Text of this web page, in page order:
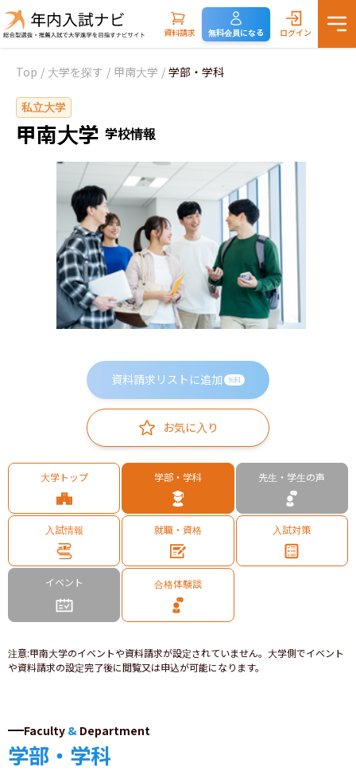
資料請求 無料会員になる ログイン
Top / 大学を探す / 甲南大学 / 学部・学科
私立大学
甲南大学 学校情報
資料請求リストに追加 無料
お気に入り
大学トップ 学部・学科 先生・学生の声
入試情報 就職・資格 入試対策
イベント 合格体験談
注意:甲南大学のイベントや資料請求が設定されていません。大学側でイベント
や資料請求の設定完了後に閲覧又は申込が可能になります。
Faculty & Department
学部・学科